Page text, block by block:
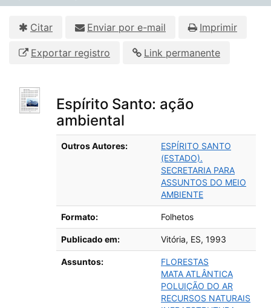
Citar Enviar por e-mail Imprimir
Exportar registro Link permanente
Espírito Santo: ação
ambiental
Detalhes bibliográficos
Outros Autores:
ESPÍRITO SANTO
(ESTADO).
SECRETARIA PARA
ASSUNTOS DO MEIO
AMBIENTE
Formato: Folhetos
Publicado em: Vitória, ES, 1993
Assuntos:
FLORESTAS
MATA ATLÂNTICA
POLUIÇÃO DO AR
RECURSOS NATURAIS